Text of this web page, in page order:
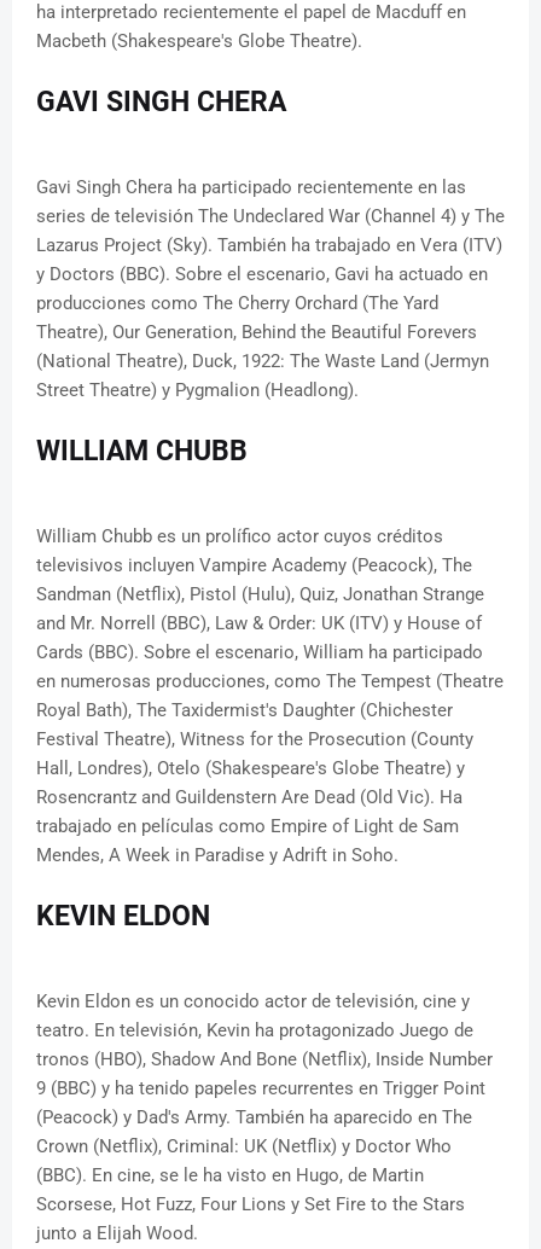
ha interpretado recientemente el papel de Macduff en
Macbeth (Shakespeare's Globe Theatre).
GAVI SINGH CHERA
Gavi Singh Chera ha participado recientemente en las
series de televisión The Undeclared War (Channel 4) y The
Lazarus Project (Sky). También ha trabajado en Vera (ITV)
y Doctors (BBC). Sobre el escenario, Gavi ha actuado en
producciones como The Cherry Orchard (The Yard
Theatre), Our Generation, Behind the Beautiful Forevers
(National Theatre), Duck, 1922: The Waste Land (Jermyn
Street Theatre) y Pygmalion (Headlong).
WILLIAM CHUBB
William Chubb es un prolífico actor cuyos créditos
televisivos incluyen Vampire Academy (Peacock), The
Sandman (Netflix), Pistol (Hulu), Quiz, Jonathan Strange
and Mr. Norrell (BBC), Law & Order: UK (ITV) y House of
Cards (BBC). Sobre el escenario, William ha participado
en numerosas producciones, como The Tempest (Theatre
Royal Bath), The Taxidermist's Daughter (Chichester
Festival Theatre), Witness for the Prosecution (County
Hall, Londres), Otelo (Shakespeare's Globe Theatre) y
Rosencrantz and Guildenstern Are Dead (Old Vic). Ha
trabajado en películas como Empire of Light de Sam
Mendes, A Week in Paradise y Adrift in Soho.
KEVIN ELDON
Kevin Eldon es un conocido actor de televisión, cine y
teatro. En televisión, Kevin ha protagonizado Juego de
tronos (HBO), Shadow And Bone (Netflix), Inside Number
9 (BBC) y ha tenido papeles recurrentes en Trigger Point
(Peacock) y Dad's Army. También ha aparecido en The
Crown (Netflix), Criminal: UK (Netflix) y Doctor Who
(BBC). En cine, se le ha visto en Hugo, de Martin
Scorsese, Hot Fuzz, Four Lions y Set Fire to the Stars
junto a Elijah Wood.